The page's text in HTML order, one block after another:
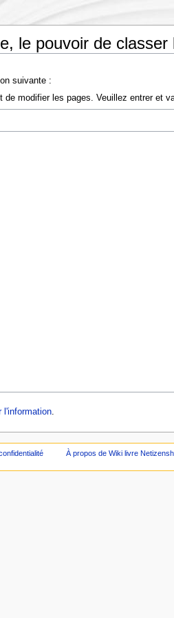
le pouvoir de classer
suivante :
modifier les pages. Veuillez entrer et
l'information.
À propos de Wiki livre